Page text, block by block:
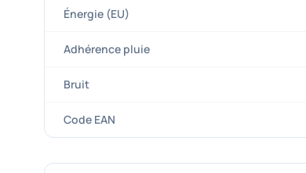
Énergie (EU)
Adhérence pluie
Bruit
Code EAN